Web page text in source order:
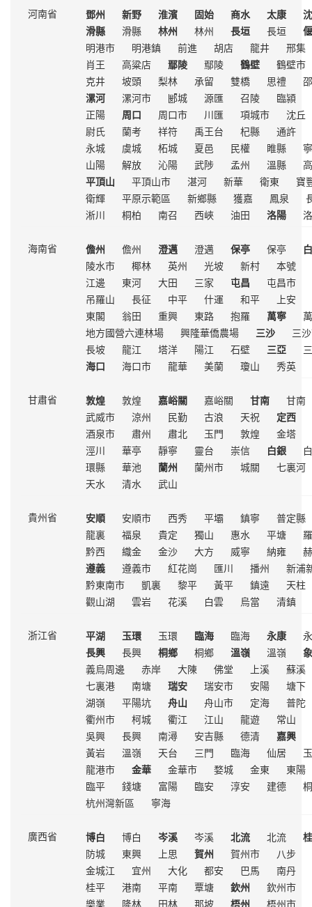
河南省 鄧州 新野 淮濱 固始 商水 太康
滑縣
滑縣 林州 林州 長垣 長垣
明港市
明港鎮 前進 胡店 龍井
邢集
肖王
高粱店 鄢陵 鄢陵 鶴壁
鶴壁市
克井
坡頭 梨林 承留 雙橋 思禮
漯河
漯河市 郾城 源匯 召陵
臨潁
正陽
周口 周口市 川匯 項城市
沈丘
尉氏
蘭考 祥符 禹王台 杞縣
通許
永城
虞城 柘城 夏邑 民權 睢縣
山陽
解放 沁陽 武陟 孟州 溫縣
平頂山
平頂山市 湛河 新華 衛東
寶
衛輝
平原示範區 新鄉縣 獲嘉 鳳泉
淅川
桐柏 南召 西峽 油田 洛陽
海南省 儋州 儋州 澄邁 澄邁 保亭 保亭
陵水市
椰林 英州 光坡 新村
本號
江邊
東河 大田 三家 屯昌
屯昌市
吊羅山
長征 中平 什運 和平
上安
東閣
翁田 重興 東路 抱羅 萬寧
地方國營六連林場
興隆華僑農場 三沙
三
長坡
龍江 塔洋 陽江 石壁 三亞
海口
海口市 龍華 美蘭 瓊山 秀英
甘肅省 敦煌 敦煌 嘉峪關 嘉峪關 甘南
甘南
武威市
涼州 民勤 古浪 天祝
定西
酒泉市
肅州 肅北 玉門 敦煌
金塔
涇川
華亭 靜寧 靈台 崇信 白銀
環縣
華池 蘭州 蘭州市 城關
七裏河
天水
清水 武山
貴州省 安順 安順市 西秀 平壩 鎮寧
普定縣
龍裏
福泉 貴定 獨山 惠水 平塘
黔西
織金 金沙 大方 威寧 納雍
遵義
遵義市 紅花崗 匯川 播州
新浦
黔東南市
凱裏 黎平 黃平 鎮遠
天柱
觀山湖
雲岩 花溪 白雲 烏當 清鎮
浙江省 平湖 玉環 玉環 臨海 臨海 永康
長興
長興 桐鄉 桐鄉 溫嶺 溫嶺
義烏周邊
赤岸 大陳 佛堂 上溪
蘇溪
七裏港
南塘 瑞安 瑞安市 安陽
塘下
湖嶺
平陽坑 舟山 舟山市 定海
普陀
衢州市
柯城 衢江 江山 龍遊
常山
吳興
長興 南潯 安吉縣 德清
嘉興
黃岩
溫嶺 天台 三門 臨海 仙居
龍港市
金華 金華市 婺城 金東
東陽
臨平
錢塘 富陽 臨安 淳安 建德
杭州灣新區
寧海
廣西省 博白 博白 岑溪 岑溪 北流 北流
防城
東興 上思 賀州 賀州市
八步
金城江
宜州 大化 都安 巴馬
南丹
桂平
港南 平南 覃塘 欽州
欽州市
樂業
隆林 田林 那坡 梧州 梧州市